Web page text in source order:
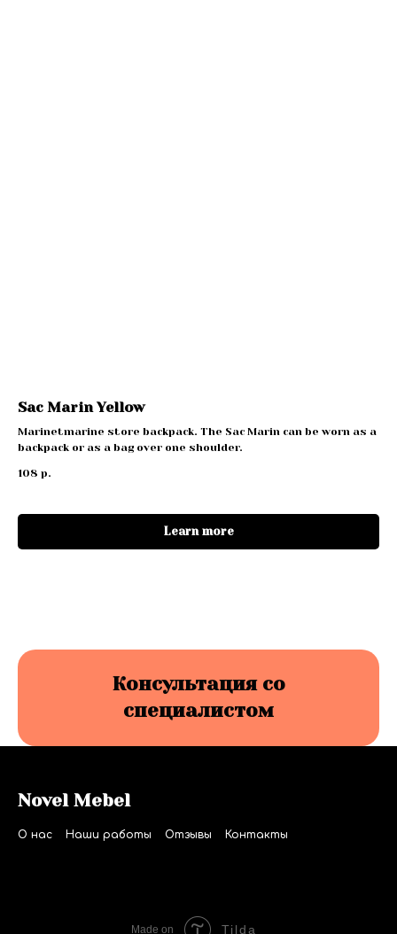
Sac Marin Yellow
Marinetmarine store backpack. The Sac Marin can be worn as a
backpack or as a bag over one shoulder.
108 р.
Learn more
Консультация со
специалистом
Novel Mebel
О нас Наши работы Отзывы Контакты
Made on Tilda